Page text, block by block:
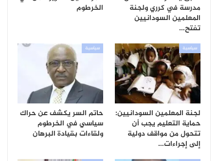
مدرسة في كرري ولجنة
المعلمين السودانيين
تفتح…
الخرطوم
سياسية
لجنة المعلمين السودانيين:
حماية التعليم يجب أن
تتحول من مواقف دولية
إلى إجراءات…
سياسية
حاتم السر يكشف عن حراك
سياسي في الخرطوم
ولقاءات بقيادة البرهان